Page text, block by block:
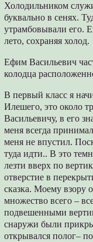
Холодильником
буквально в сенях.
утрамбовывали его.
лето, сохраняя холод.
Ефим Васильевич
колодца
В первый класс я
Илешего, это около
Васильевичу, в его
меня всегда
меня не впустил.
туда идти.. В это
лезти вверх по
отверстие в
сказка. Моему взору
множество всего –
подвешенными
снаружи были
открывался полог–